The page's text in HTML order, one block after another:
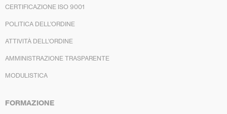
CERTIFICAZIONE ISO 9001
POLITICA DELL’ORDINE
ATTIVITÀ DELL’ORDINE
AMMINISTRAZIONE TRASPARENTE
MODULISTICA
FORMAZIONE